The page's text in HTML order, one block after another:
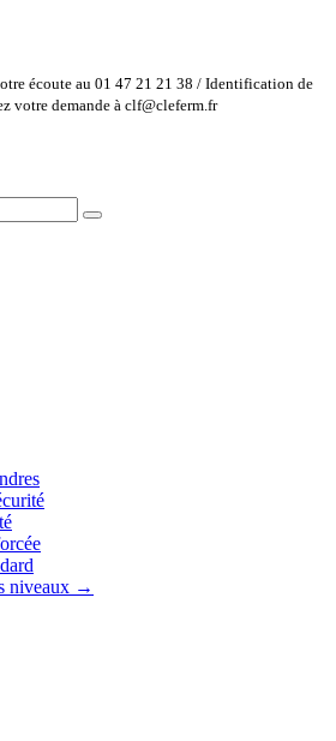
écoute au 01 47 21 21 38 / Identification de
votre demande à clf@cleferm.fr
niveaux →